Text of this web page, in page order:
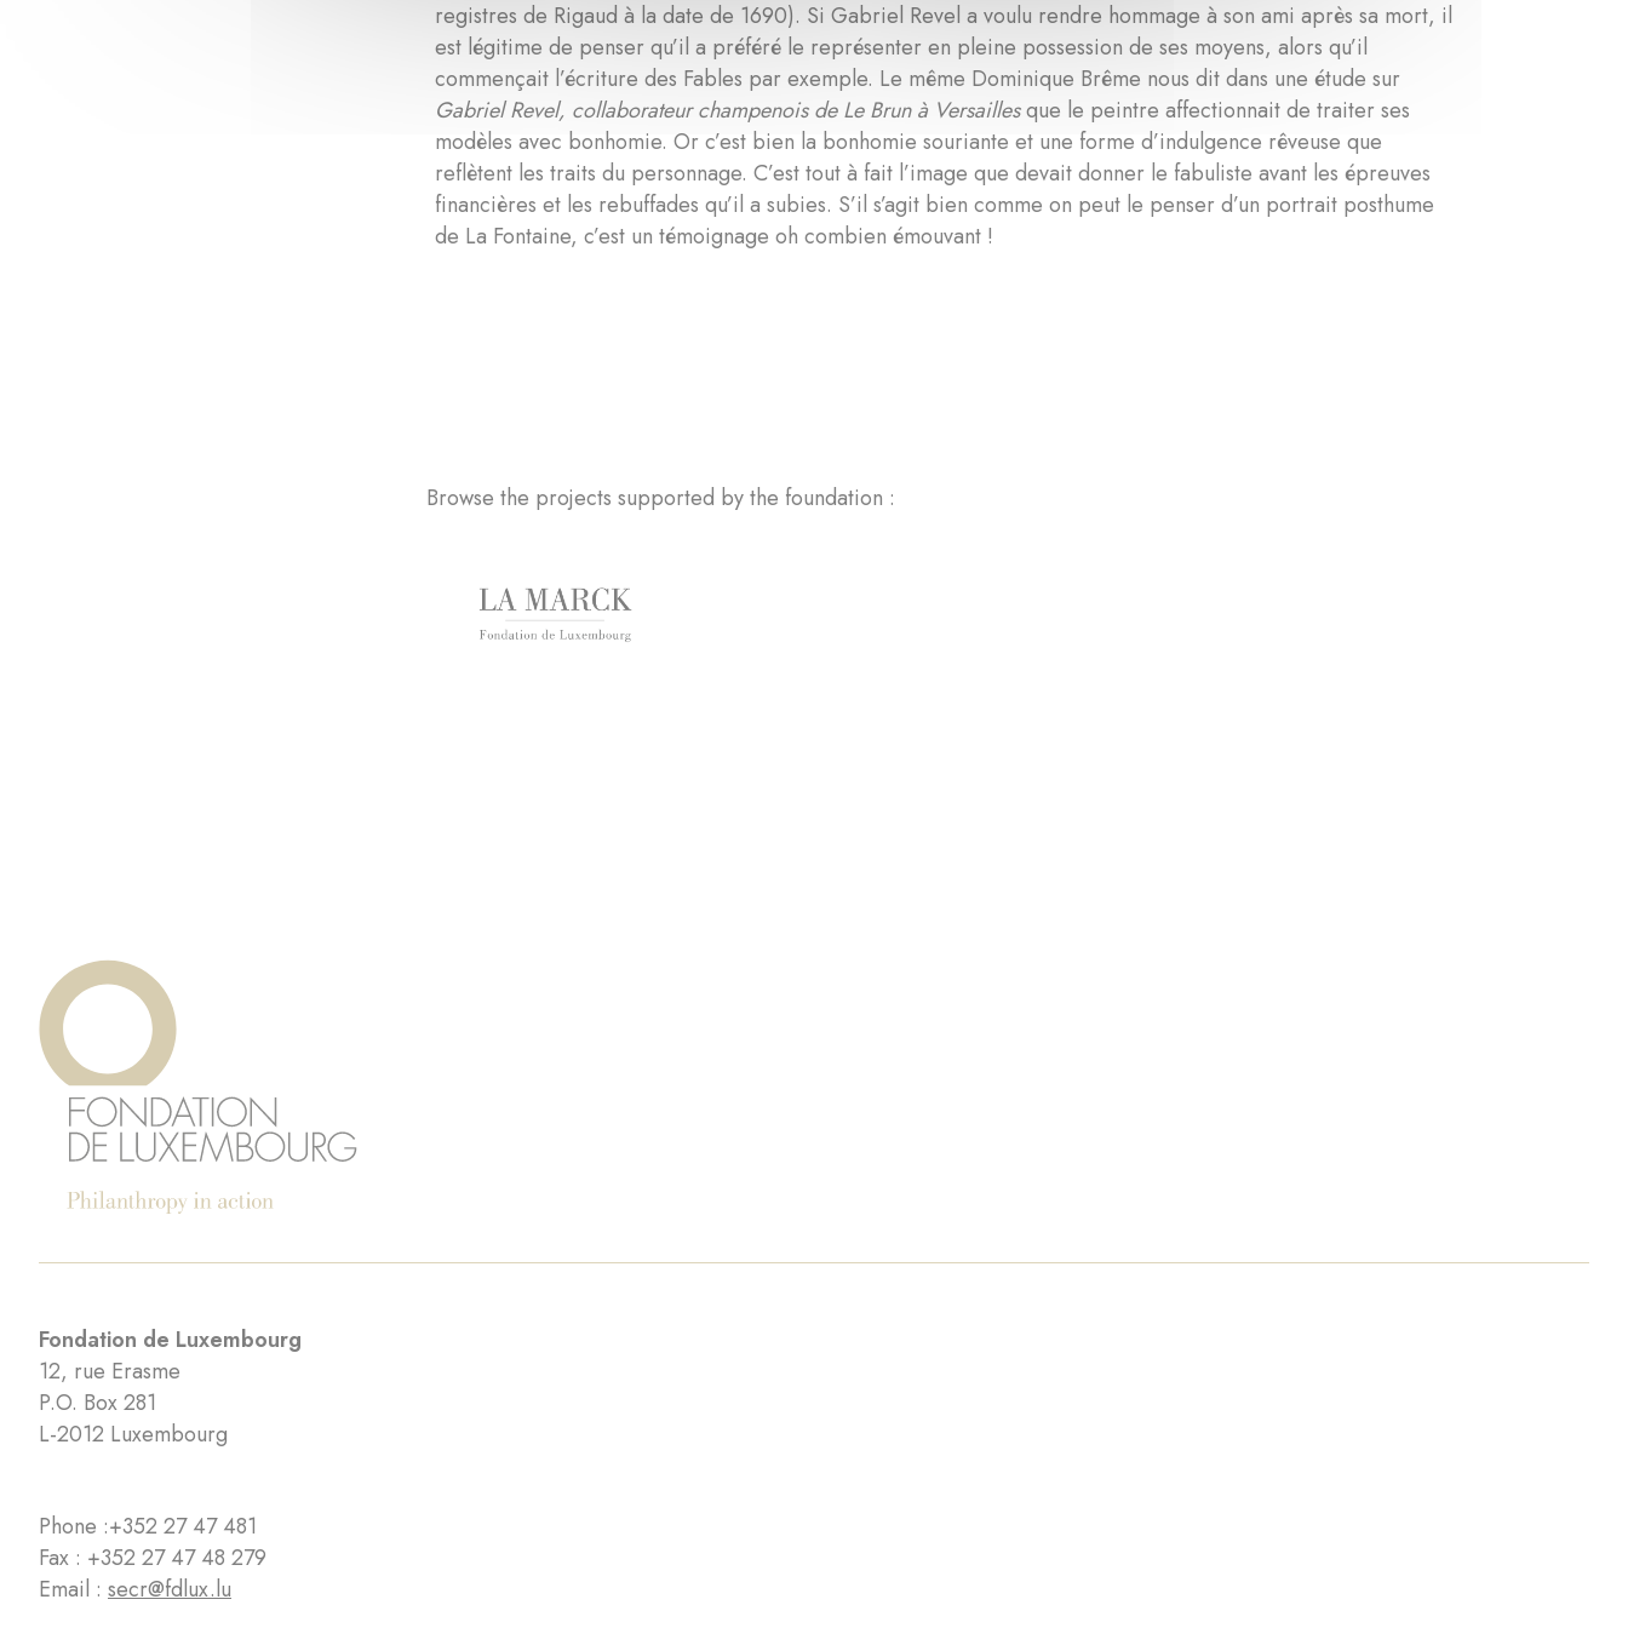
registres de Rigaud à la date de 1690). Si Gabriel Revel a voulu rendre hommage à son ami après sa mort, il
est légitime de penser qu’il a préféré le représenter en pleine possession de ses moyens, alors qu’il
commençait l’écriture des Fables par exemple. Le même Dominique Brême nous dit dans une étude sur
Gabriel Revel, collaborateur champenois de Le Brun à Versaillesque le peintre affectionnait de traiter ses
modèles avec bonhomie. Or c’est bien la bonhomie souriante et une forme d’indulgence rêveuse que
reflètent les traits du personnage. C’est tout à fait l’image que devait donner le fabuliste avant les épreuves
financières et les rebuffades qu’il a subies. S’il s’agit bien comme on peut le penser d’un portrait posthume
de La Fontaine, c’est un témoignage oh combien émouvant !
Browse the projects supported by the foundation :
Fondation de Luxembourg
12, rue Erasme
P.O. Box 281
L-2012 Luxembourg
Phone :+352 27 47 481
Fax : +352 27 47 48 279
Email : secr@fdlux.lu